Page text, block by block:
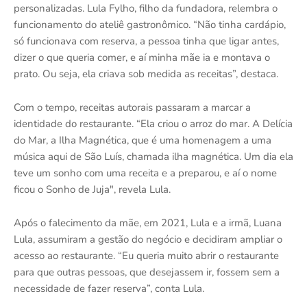
personalizadas. Lula Fylho, filho da fundadora, relembra o
funcionamento do ateliê gastronômico. “Não tinha cardápio,
só funcionava com reserva, a pessoa tinha que ligar antes,
dizer o que queria comer, e aí minha mãe ia e montava o
prato. Ou seja, ela criava sob medida as receitas”, destaca.
Com o tempo, receitas autorais passaram a marcar a
identidade do restaurante. “Ela criou o arroz do mar. A Delícia
do Mar, a Ilha Magnética, que é uma homenagem a uma
música aqui de São Luís, chamada ilha magnética. Um dia ela
teve um sonho com uma receita e a preparou, e aí o nome
ficou o Sonho de Juja", revela Lula.
Após o falecimento da mãe, em 2021, Lula e a irmã, Luana
Lula, assumiram a gestão do negócio e decidiram ampliar o
acesso ao restaurante. “Eu queria muito abrir o restaurante
para que outras pessoas, que desejassem ir, fossem sem a
necessidade de fazer reserva”, conta Lula.